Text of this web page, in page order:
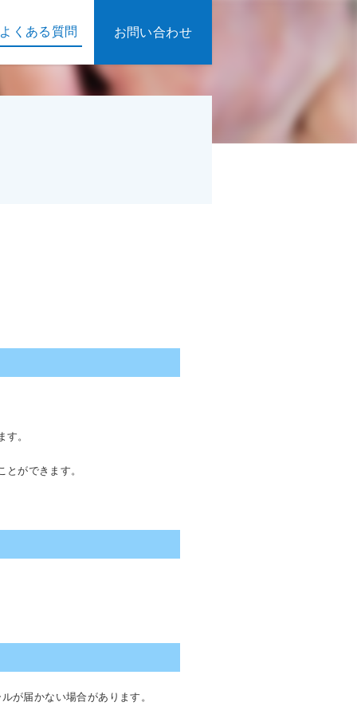
よくある質問 お問い合わせ
。
ができます。
が届かない場合があります。